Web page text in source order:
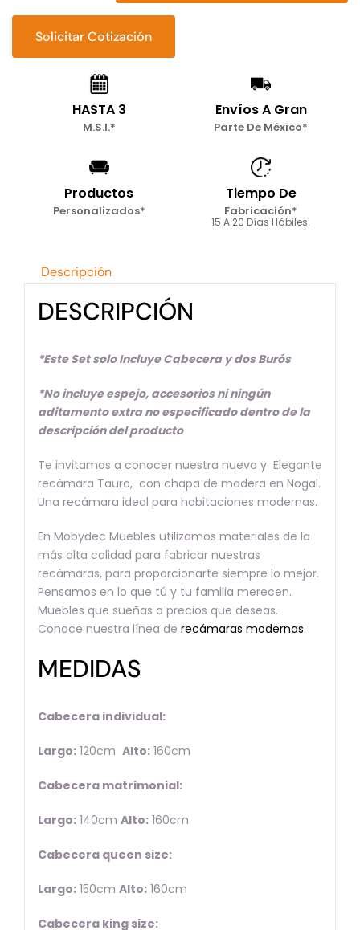
Tauro
cantidad
Solicitar Cotización
HASTA 3
M.S.I.*
Envíos A Gran
Parte De México*
Productos
Personalizados*
Tiempo De
Fabricación*
15 A 20 Días Hábiles.
Descripción
DESCRIPCIÓN
*Este Set solo Incluye Cabecera y dos Burós
*No incluye espejo, accesorios ni ningún
aditamento extra no especificado dentro de la
descripción del producto
Te invitamos a conocer nuestra nueva y Elegante
recámara Tauro, con chapa de madera en Nogal.
Una recámara ideal para habitaciones modernas.
En Mobydec Muebles utilizamos materiales de la
más alta calidad para fabricar nuestras
recámaras, para proporcionarte siempre lo mejor.
Pensamos en lo que tú y tu familia merecen.
Muebles que sueñas a precios que deseas.
Conoce nuestra línea de recámaras modernas.
MEDIDAS
Cabecera individual:
Largo:120cm Alto:160cm
Cabecera matrimonial:
Largo:140cm Alto:160cm
Cabecera queen size:
Largo:150cm Alto:160cm
Cabecera king size: